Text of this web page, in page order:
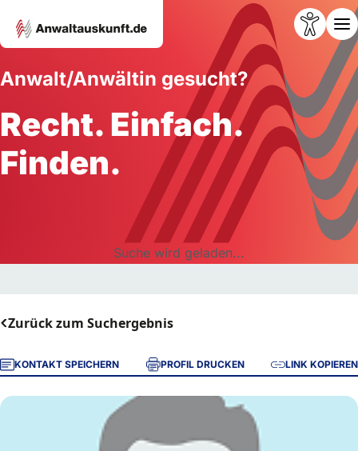
Anwalt/Anwältin gesucht?
Recht. Einfach.
Finden.
Suche wird geladen...
Zurück zum Suchergebnis
KONTAKT SPEICHERN PROFIL DRUCKEN LINK KOPIEREN